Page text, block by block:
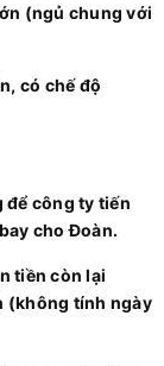
(ngủ chung với
có chế độ
công ty tiến
cho Đoàn.
tiền còn lại
(không tính ngày